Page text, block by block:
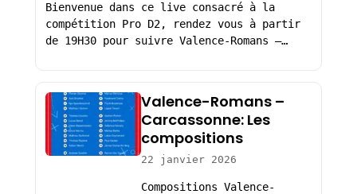
Bienvenue dans ce live consacré à la
compétition Pro D2, rendez vous à partir
de 19H30 pour suivre Valence-Romans –…
Valence-Romans –
Carcassonne: Les
compositions
22 janvier 2026
Compositions Valence-